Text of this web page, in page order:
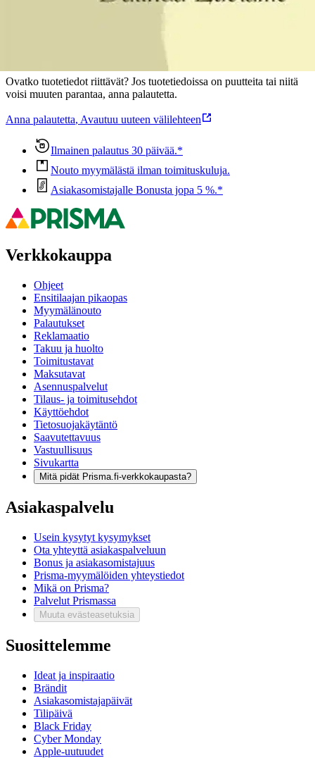
Ovatko tuotetiedot riittävät? Jos tuotetiedoissa on puutteita tai niitä
voisi muuten parantaa, anna palautetta.
Anna palautetta, Avautuu uuteen välilehteen
Ilmainen palautus 30 päivää.*
Nouto myymälästä ilman toimituskuluja.
Asiakasomistajalle Bonusta jopa 5 %.*
Verkkokauppa
Ohjeet
Ensitilaajan pikaopas
Myymälänouto
Palautukset
Reklamaatio
Takuu ja huolto
Toimitustavat
Maksutavat
Asennuspalvelut
Tilaus- ja toimitusehdot
Käyttöehdot
Tietosuojakäytäntö
Saavutettavuus
Vastuullisuus
Sivukartta
Mitä pidät Prisma.fi-verkkokaupasta?
Asiakaspalvelu
Usein kysytyt kysymykset
Ota yhteyttä asiakaspalveluun
Bonus ja asiakasomistajuus
Prisma-myymälöiden yhteystiedot
Mikä on Prisma?
Palvelut Prismassa
Muuta evästeasetuksia
Suosittelemme
Ideat ja inspiraatio
Brändit
Asiakasomistajapäivät
Tilipäivä
Black Friday
Cyber Monday
Apple-uutuudet